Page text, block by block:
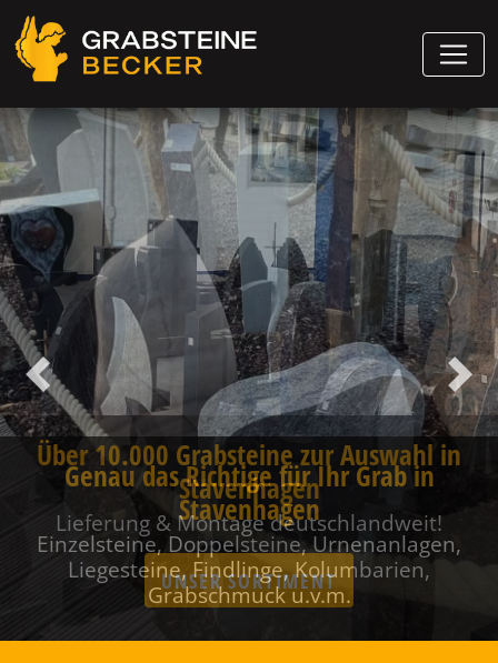
Genau das Richtige für Ihr Grab in
Stavenhagen
Einzelsteine, Doppelsteine, Urnenanlagen,
Liegesteine, Findlinge, Kolumbarien,
Grabschmuck u.v.m.
Vorheriger